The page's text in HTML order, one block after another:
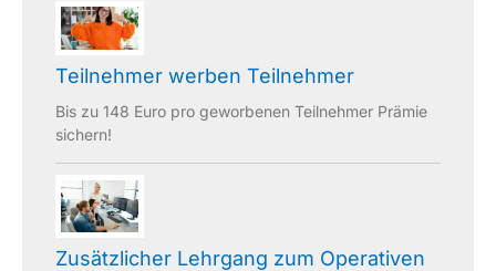
Teilnehmer werben Teilnehmer
Bis zu 148 Euro pro geworbenen Teilnehmer Prämie
sichern!
Zusätzlicher Lehrgang zum Operativen